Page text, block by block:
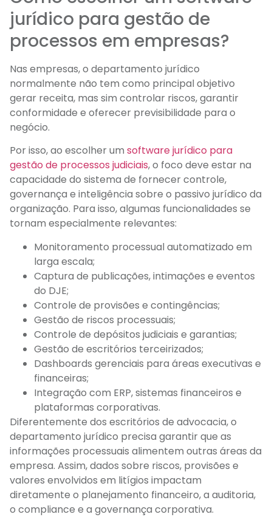
jurídico para gestão de
processos em empresas?
Nas empresas, o departamento jurídico
normalmente não tem como principal objetivo
gerar receita, mas sim controlar riscos, garantir
conformidade e oferecer previsibilidade para o
negócio.
Por isso, ao escolher um software jurídico para
gestão de processos judiciais, o foco deve estar na
capacidade do sistema de fornecer controle,
governança e inteligência sobre o passivo jurídico da
organização. Para isso, algumas funcionalidades se
tornam especialmente relevantes:
Monitoramento processual automatizado em
larga escala;
Captura de publicações, intimações e eventos
do DJE;
Controle de provisões e contingências;
Gestão de riscos processuais;
Controle de depósitos judiciais e garantias;
Gestão de escritórios terceirizados;
Dashboards gerenciais para áreas executivas e
financeiras;
Integração com ERP, sistemas financeiros e
plataformas corporativas.
Diferentemente dos escritórios de advocacia, o
departamento jurídico precisa garantir que as
informações processuais alimentem outras áreas da
empresa. Assim, dados sobre riscos, provisões e
valores envolvidos em litígios impactam
diretamente o planejamento financeiro, a auditoria,
o compliance e a governança corporativa.